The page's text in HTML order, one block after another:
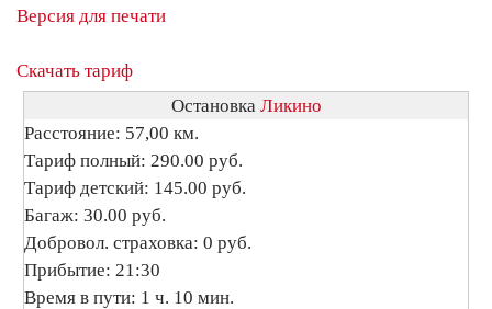
Версия для печати
Скачать тариф
Остановка Ликино
Расстояние: 57,00 км.
Тариф полный: 290.00 руб.
Тариф детский: 145.00 руб.
Багаж: 30.00 руб.
Добровол. страховка: 0 руб.
Прибытие: 21:30
Время в пути: 1 ч. 10 мин.